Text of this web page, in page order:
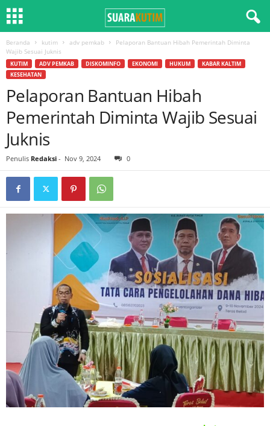
Beranda kutim adv pemkab
Pelaporan Bantuan Hibah Pemerintah Diminta
Wajib Sesuai Juknis
KUTIM ADV PEMKAB DISKOMINFO EKONOMI HUKUM
KABAR KALTIM
KESEHATAN
Pelaporan Bantuan Hibah
Pemerintah Diminta Wajib Sesuai
Juknis
Penulis Redaksi - Nov 9, 2024 0